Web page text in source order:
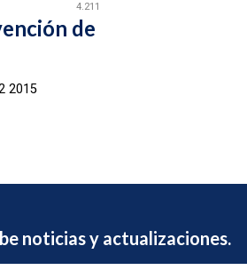
4.211
de
2015
noticias y actualizaciones.